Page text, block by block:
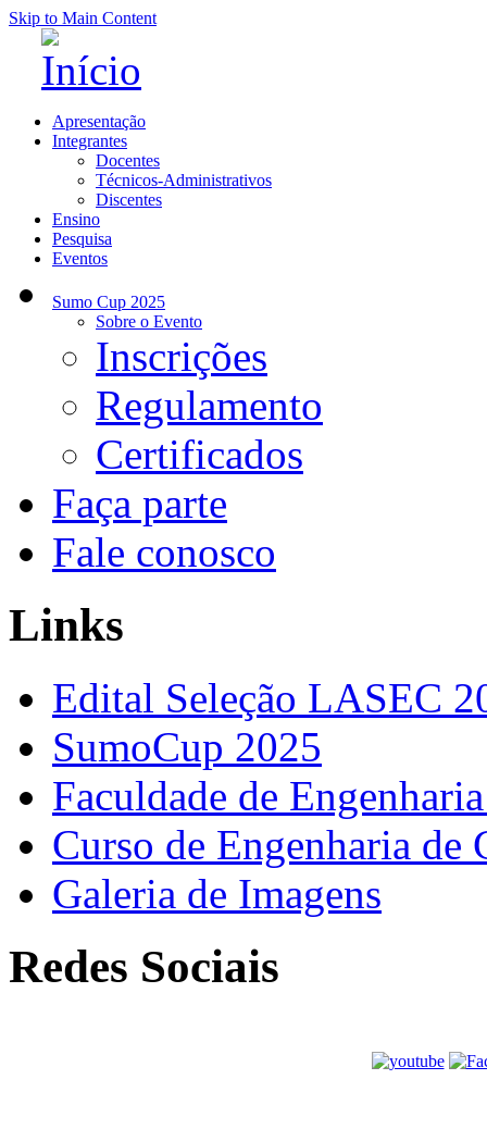
Skip to Main Content
Apresentação
Integrantes
Docentes
Técnicos-Administrativos
Discentes
Ensino
Pesquisa
Eventos
Sumo Cup 2025
Sobre o Evento
Inscrições
Regulamento
Certificados
Faça parte
Fale conosco
Links
Edital Seleção LASEC
SumoCup 2025
Faculdade de
Curso de Engenharia
Galeria de Imagens
Redes Sociais